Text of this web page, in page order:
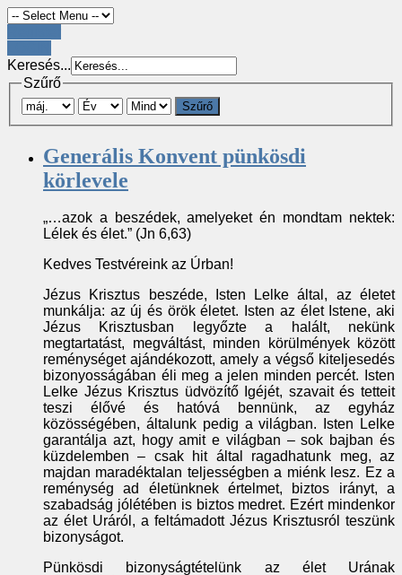
Keresés...
Szűrő
Szűrő
Generális Konvent pünkösdi
körlevele
„…azok a beszédek, amelyeket én mondtam nektek:
Lélek és élet.” (Jn 6,63)
Kedves Testvéreink az Úrban!
Jézus Krisztus beszéde, Isten Lelke által, az életet
munkálja: az új és örök életet. Isten az élet Istene, aki
Jézus Krisztusban legyőzte a halált, nekünk
megtartatást, megváltást, minden körülmények között
reménységet ajándékozott, amely a végső kiteljesedés
bizonyosságában éli meg a jelen minden percét. Isten
Lelke Jézus Krisztus üdvözítő Igéjét, szavait és tetteit
teszi élővé és hatóvá bennünk, az egyház
közösségében, általunk pedig a világban. Isten Lelke
garantálja azt, hogy amit e világban – sok bajban és
küzdelemben – csak hit által ragadhatunk meg, az
majdan maradéktalan teljességben a miénk lesz. Ez a
reménység ad életünknek értelmet, biztos irányt, a
szabadság jólétében is biztos medret. Ezért mindenkor
az élet Uráról, a feltámadott Jézus Krisztusról teszünk
bizonyságot.
Pünkösdi bizonyságtételünk az élet Urának